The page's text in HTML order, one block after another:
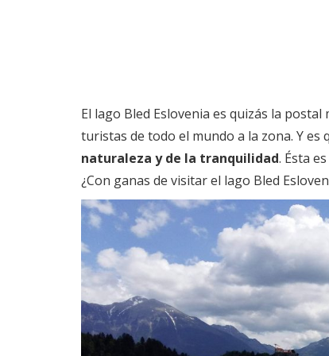
El lago Bled Eslovenia es quizás la
turistas de todo el mundo a la zona. Y
naturaleza y de la tranquilidad. Ésta
¿Con ganas de visitar el lago Bled